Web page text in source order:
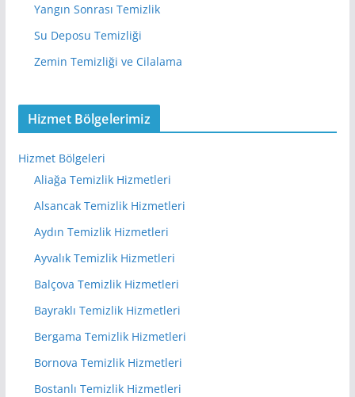
Yangın Sonrası Temizlik
Su Deposu Temizliği
Zemin Temizliği ve Cilalama
Hizmet Bölgelerimiz
Hizmet Bölgeleri
Aliağa Temizlik Hizmetleri
Alsancak Temizlik Hizmetleri
Aydın Temizlik Hizmetleri
Ayvalık Temizlik Hizmetleri
Balçova Temizlik Hizmetleri
Bayraklı Temizlik Hizmetleri
Bergama Temizlik Hizmetleri
Bornova Temizlik Hizmetleri
Bostanlı Temizlik Hizmetleri